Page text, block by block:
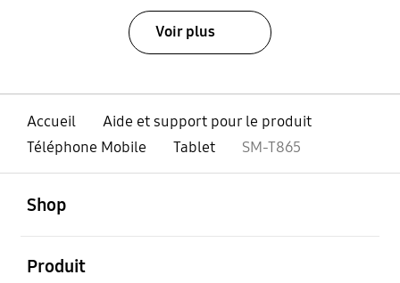
Voir plus
Accueil
Aide et support pour le produit
Téléphone Mobile
Tablet SM-T865
Shop
Produit